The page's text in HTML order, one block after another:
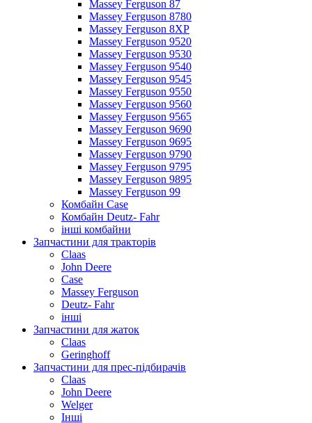
Massey Ferguson 87
Massey Ferguson 8780
Massey Ferguson 8XP
Massey Ferguson 9520
Massey Ferguson 9530
Massey Ferguson 9540
Massey Ferguson 9545
Massey Ferguson 9550
Massey Ferguson 9560
Massey Ferguson 9565
Massey Ferguson 9690
Massey Ferguson 9695
Massey Ferguson 9790
Massey Ferguson 9795
Massey Ferguson 9895
Massey Ferguson 99
Комбайн Case
Комбайн Deutz- Fahr
інші комбайни
Запчастини для тракторів
Claas
John Deere
Case
Massey Ferguson
Deutz- Fahr
інші
Запчастини для жаток
Claas
Geringhoff
Запчастини для прес-підбирачів
Claas
John Deere
Welger
Інші